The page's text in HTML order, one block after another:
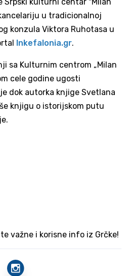
Srpski kulturni centar "Milan
u tradicionalnoj
konzula Viktora Ruhotasa u
Inkefalonia.gr.
sa Kulturnim centrom „Milan
cele godine ugosti
dok autorka knjige Svetlana
knjigu o istorijskom putu
važne i korisne info iz Grčke!